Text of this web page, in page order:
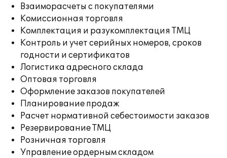
Взаиморасчеты с покупателями
Комиссионная торговля
Комплектация и разукомплектация ТМЦ
Контроль и учет серийных номеров, сроков
годности и сертификатов
Логистика адресного склада
Оптовая торговля
Оформление заказов покупателей
Планирование продаж
Расчет нормативной себестоимости заказов
Резервирование ТМЦ
Розничная торговля
Управление ордерным складом